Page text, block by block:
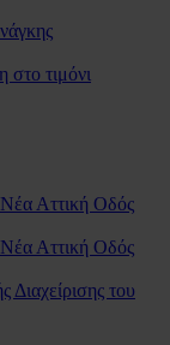
τιμόνι
Αττική Οδός
Αττική Οδός
Διαχείρισης του